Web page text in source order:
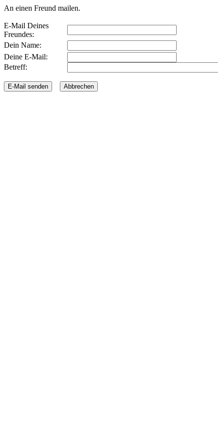
An einen Freund mailen.
E-Mail Deines
Freundes:
Dein Name:
Deine E-Mail:
Betreff: